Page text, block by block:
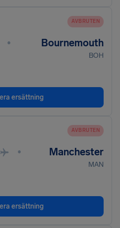
AVBRUTEN
• Bournemouth
BOH
ersättning
AVBRUTEN
• Manchester
MAN
ersättning